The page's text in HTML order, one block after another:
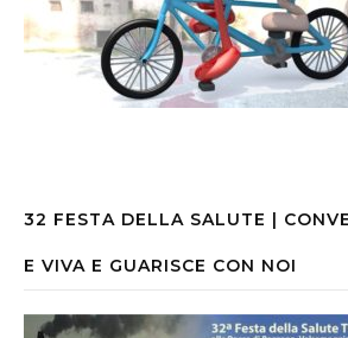
32 FESTA DELLA SALUTE |
E VIVA E GUARISCE CON NOI